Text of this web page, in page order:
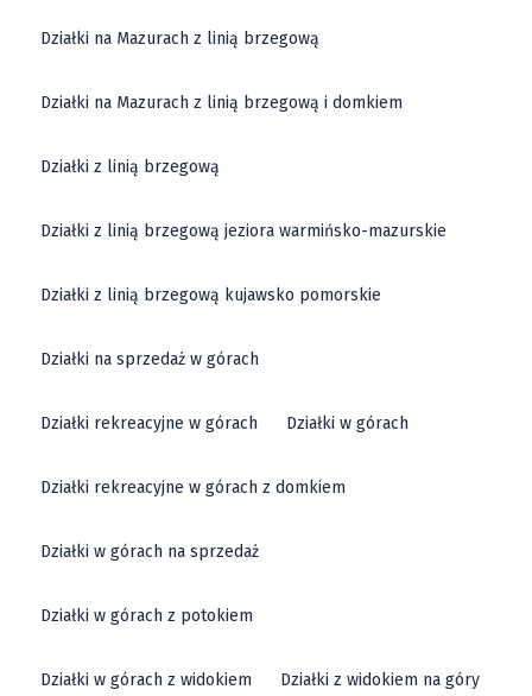
Działki na Mazurach z linią brzegową
Działki na Mazurach z linią brzegową i domkiem
Działki z linią brzegową
Działki z linią brzegową jeziora warmińsko-mazurskie
Działki z linią brzegową kujawsko pomorskie
Działki na sprzedaż w górach
Działki rekreacyjne w górach Działki w górach
Działki rekreacyjne w górach z domkiem
Działki w górach na sprzedaż
Działki w górach z potokiem
Działki w górach z widokiem Działki z widokiem na góry